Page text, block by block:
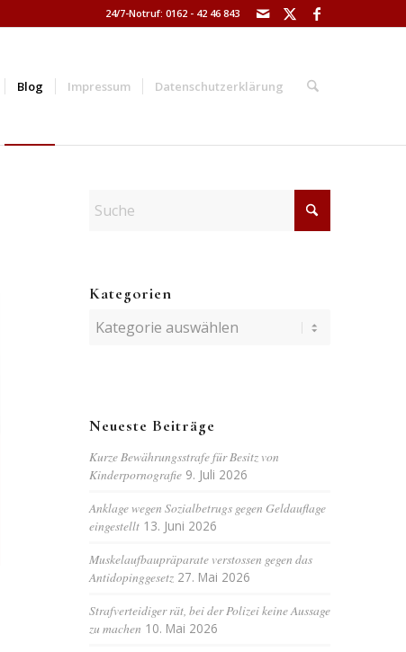
24/7-Notruf: 0162 - 42 46 843
Blog Impressum Datenschutzerklärung
Kategorien
Kategorien
Neueste Beiträge
Kurze Bewährungsstrafe für Besitz von
Kinderpornografie 9. Juli 2026
Anklage wegen Sozialbetrugs gegen Geldauflage
eingestellt 13. Juni 2026
Muskelaufbaupräparate verstossen gegen das
Antidopinggesetz 27. Mai 2026
Strafverteidiger rät, bei der Polizei keine Aussage
zu machen 10. Mai 2026